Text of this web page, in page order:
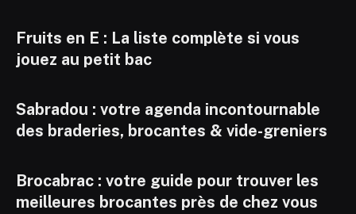
Fruits en E : La liste complète si vous
jouez au petit bac
Sabradou : votre agenda incontournable
des braderies, brocantes & vide-greniers
Brocabrac : votre guide pour trouver les
meilleures brocantes près de chez vous